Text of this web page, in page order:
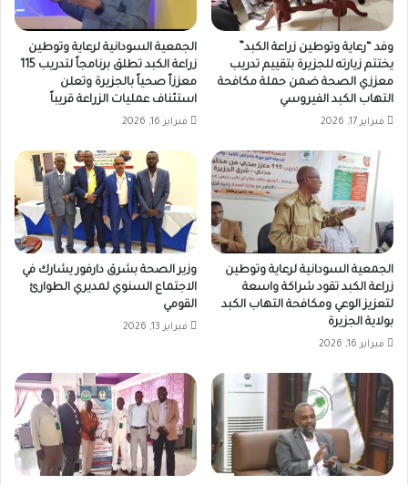
وفد “رعاية وتوطين زراعة الكبد”
يختتم زيارته للجزيرة بتقييم تدريب
معززي الصحة ضمن حملة مكافحة
التهاب الكبد الفيروسي
فبراير 17, 2026
الجمعية السودانية لرعاية وتوطين
زراعة الكبد تطلق برنامجاً لتدريب 115
معززاً صحياً بالجزيرة وتعلن
استئناف عمليات الزراعة قريباً
فبراير 16, 2026
الجمعية السودانية لرعاية وتوطين
زراعة الكبد تقود شراكة واسعة
لتعزيز الوعي ومكافحة التهاب الكبد
بولاية الجزيرة
فبراير 16, 2026
وزير الصحة بشرق دارفور يشارك في
الاجتماع السنوي لمديري الطوارئ
القومي
فبراير 13, 2026